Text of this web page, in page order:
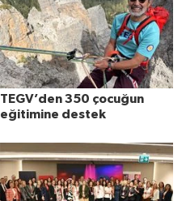
TEGV’den 350 çocuğun
eğitimine destek